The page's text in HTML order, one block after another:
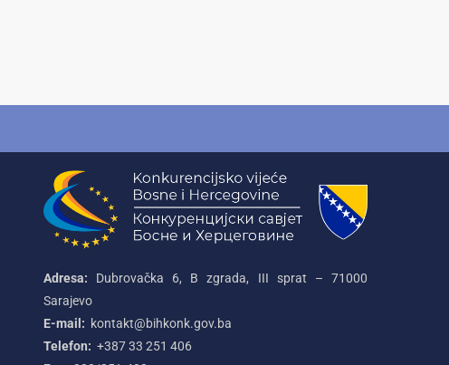
Adresa: Dubrovačka 6, B zgrada, III sprat – 71000‌
Sarajevo
E-mail: kontakt@bihkonk.gov.ba
Telefon: +387‌ 33‌ 251‌ 406